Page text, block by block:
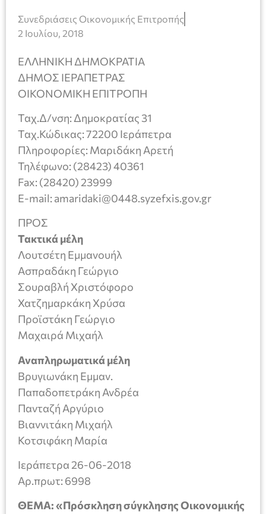
Συνεδριάσεις Οικονομικής Επιτροπής
2 Ιουλίου, 2018
ΕΛΛΗΝΙΚΗ ΔΗΜΟΚΡΑΤΙΑ
ΔΗΜΟΣ ΙΕΡΑΠΕΤΡΑΣ
ΟΙΚΟΝΟΜΙΚΗ ΕΠΙΤΡΟΠΗ
Ταχ.Δ/νση: Δημοκρατίας 31
Ταχ.Κώδικας: 72200 Ιεράπετρα
Πληροφορίες: Μαριδάκη Αρετή
Τηλέφωνο: (28423) 40361
Fax: (28420) 23999
E-mail: amaridaki@0448.syzefxis.gov.gr
ΠΡΟΣ
Τακτικά μέλη
Λουτσέτη Εμμανουήλ
Ασπραδάκη Γεώργιο
Σουραβλή Χριστόφορο
Χατζημαρκάκη Χρύσα
Προϊστάκη Γεώργιο
Μαχαιρά Μιχαήλ
Αναπληρωματικά μέλη
Βρυγιωνάκη Εμμαν.
Παπαδοπετράκη Ανδρέα
Πανταζή Αργύριο
Βιαννιτάκη Μιχαήλ
Κοτσιφάκη Μαρία
Ιεράπετρα 26-06-2018
Aρ.πρωτ: 6998
ΘΕΜΑ: «Πρόσκληση σύγκλησης Οικονομικής